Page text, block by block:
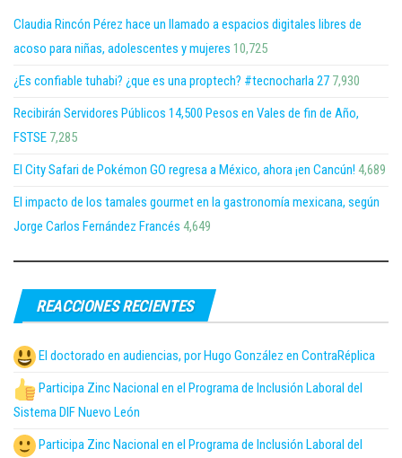
Claudia Rincón Pérez hace un llamado a espacios digitales libres de
acoso para niñas, adolescentes y mujeres 10,725
¿Es confiable tuhabi? ¿que es una proptech? #tecnocharla 27 7,930
Recibirán Servidores Públicos 14,500 Pesos en Vales de fin de Año,
FSTSE 7,285
El City Safari de Pokémon GO regresa a México, ahora ¡en Cancún! 4,689
El impacto de los tamales gourmet en la gastronomía mexicana, según
Jorge Carlos Fernández Francés 4,649
REACCIONES RECIENTES
El doctorado en audiencias, por Hugo González en ContraRéplica
Participa Zinc Nacional en el Programa de Inclusión Laboral del
Sistema DIF Nuevo León
Participa Zinc Nacional en el Programa de Inclusión Laboral del